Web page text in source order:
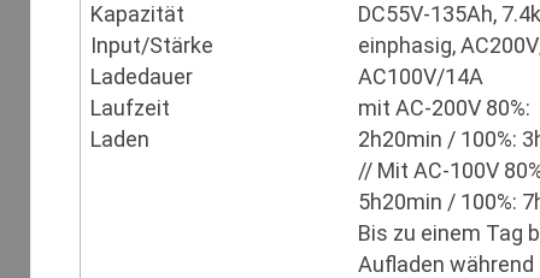
Kapazität
Input/Stärke
Ladedauer
Laufzeit
Laden
DC55V-135Ah,
einphasig,
AC100V/14A
mit AC-200V 80%:
2h20min / 100%:
// Mit AC-100V
5h20min / 100%:
Bis zu einem Tag
Aufladen während